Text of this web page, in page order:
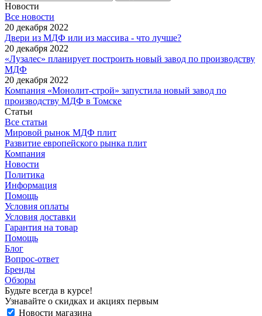
Новости
Все новости
20 декабря 2022
Двери из МДФ или из массива - что лучше?
20 декабря 2022
«Лузалес» планирует построить новый завод по производству
МДФ
20 декабря 2022
Компания «Монолит-строй» запустила новый завод по
производству МДФ в Томске
Статьи
Все статьи
Мировой рынок МДФ плит
Развитие европейского рынка плит
Компания
Новости
Политика
Информация
Помощь
Условия оплаты
Условия доставки
Гарантия на товар
Помощь
Блог
Вопрос-ответ
Бренды
Обзоры
Будьте всегда в курсе!
Узнавайте о скидках и акциях первым
Новости магазина